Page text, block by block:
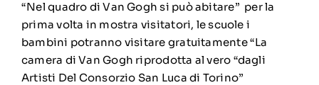
“Nel quadro di Van Gogh si può abitare” per la
prima volta in mostra visitatori, le scuole i
bambini potranno visitare gratuitamente “La
camera di Van Gogh riprodotta al vero “dagli
Artisti Del Consorzio San Luca di Torino”